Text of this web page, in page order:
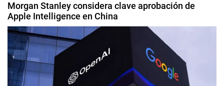
Morgan Stanley considera clave aprobación de
Apple Intelligence en China